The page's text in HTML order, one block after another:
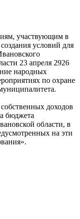
участвующим в
условий для
23 апреля 2926
народных
по охране
доходов
бюджета
области, в
на эти